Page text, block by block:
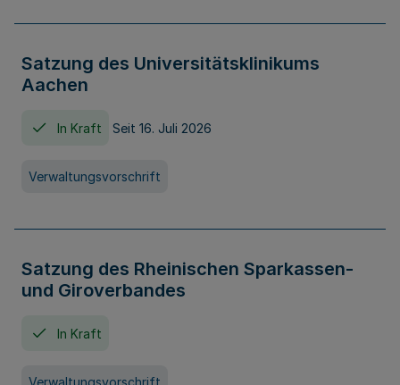
Satzung des Universitätsklinikums
Aachen
In Kraft Seit 16. Juli 2026
Verwaltungsvorschrift
Satzung des Rheinischen Sparkassen-
und Giroverbandes
In Kraft
Verwaltungsvorschrift